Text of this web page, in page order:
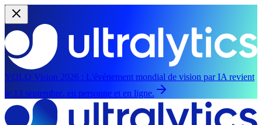
YOLO Vision 2026 : L'événement mondial de vision par IA revient
le 13 septembre, en personne et en ligne.